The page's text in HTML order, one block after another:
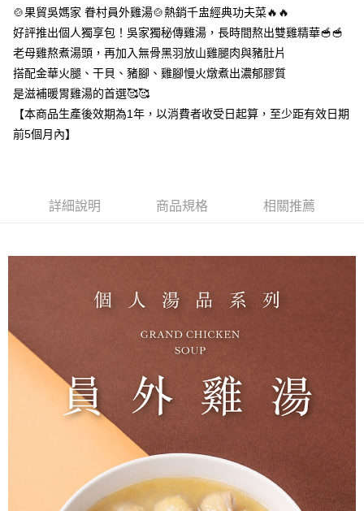
🍲果貿吳媽家 眷村員外雞湯🍲熱銷千盅經典功夫菜🔥🔥
好評推出個人獨享包！吳家獨秘傳雞湯，長時間熬出雙雞精華🥣🥣
老母雞熬煮湯頭，再加入無骨黑羽放山雞腿肉與豬肚片
搭配金華火腿、干貝、豬腳、雞腳慢火燉煮出濃郁膠質
是滋補暖胃雞湯的首選🥰🥰
【本商品生產後效期為1年，以消費者收受日起算，至少距有效日期
前5個月內】
詳細說明 商品規格 相關推薦